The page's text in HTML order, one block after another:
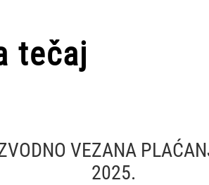
tečaj
VEZANA
2025.